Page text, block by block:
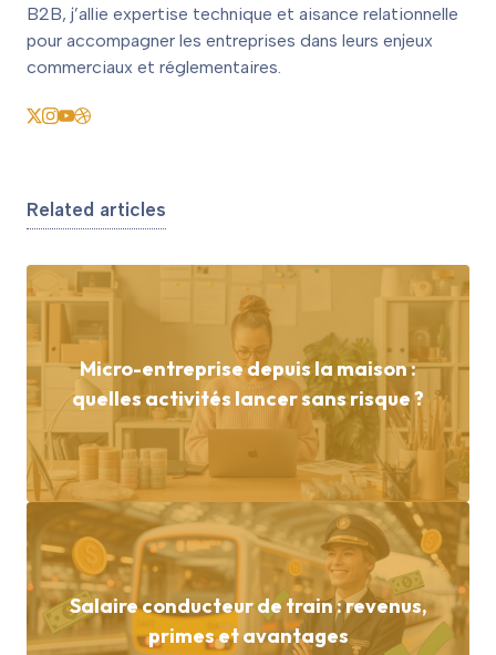
B2B, j’allie expertise technique et aisance relationnelle
pour accompagner les entreprises dans leurs enjeux
commerciaux et réglementaires.
Related articles
Micro-entreprise depuis la maison :
quelles activités lancer sans risque ?
Salaire conducteur de train : revenus,
primes et avantages